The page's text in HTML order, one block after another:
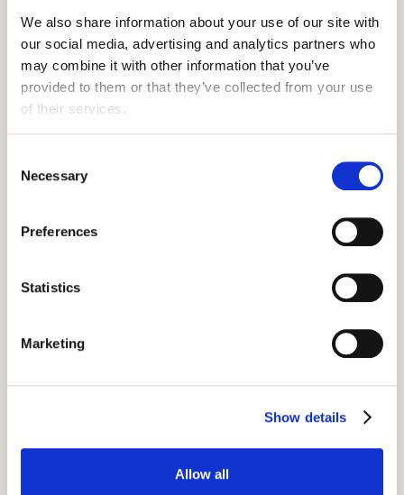
We also share information about your use of our site with
our social media, advertising and analytics partners who
may combine it with other information that you’ve
provided to them or that they’ve collected from your use
of their services.
Selection
Necessary
Preferences
Statistics
Marketing
Show details
Allow all
znaleźć się różne aktywności, takie jak
sztuka, sport, media i technologia,
przygoda w dziczy i inne.
Dzieci
Uczestnicy tradycyjnych campów
jednego z najbardziej inkluzyjnych miejsc
Te campy oferują ogromną różnorodność,